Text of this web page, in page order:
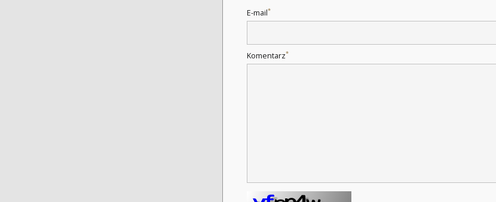
E-mail*
Komentarz*